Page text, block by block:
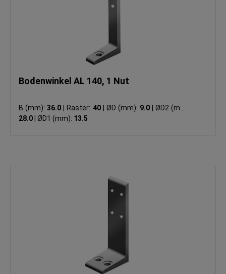
Bodenwinkel AL 140, 1 Nut
B (mm):36.0 Raster: 40 ØD (mm): 9.0
ØD2 (mm):
28.0 ØD1 (mm): 13.5